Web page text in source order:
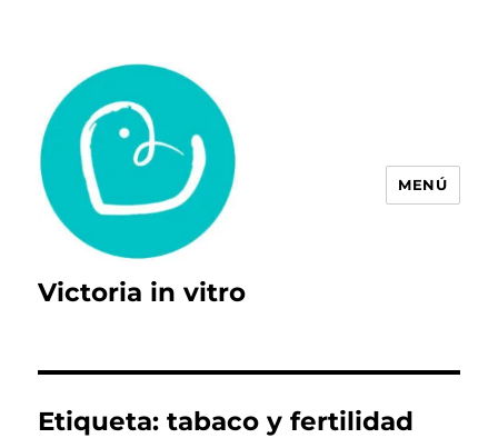
Victoria in vitro
MENÚ
Etiqueta:tabaco y fertilidad